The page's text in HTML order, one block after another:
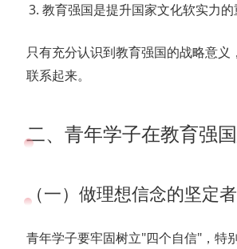
教育强国是提升国家文化软实力
只有充分认识到教育强国的战略意
联系起来。
二、青年学子在教育强
（一）做理想信念的坚定者
青年学子要牢固树立"四个自信"，特